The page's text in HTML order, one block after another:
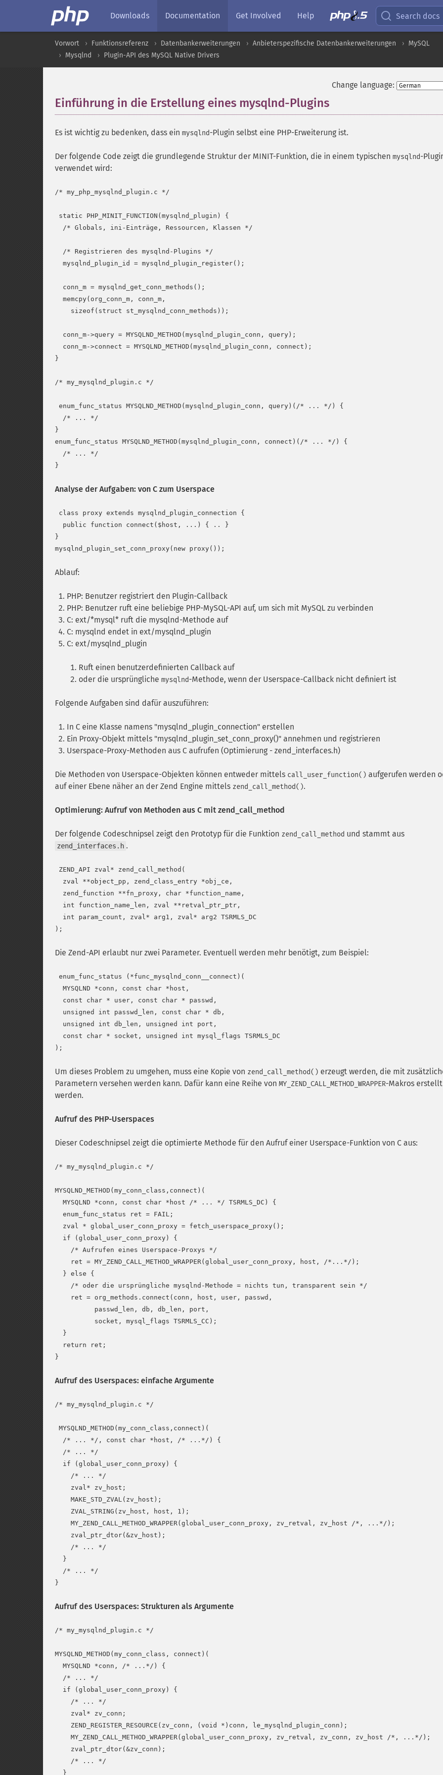
Downloads Documentation Get Involved Help Search docs
Vorwort Funktionsreferenz Datenbankerweiterungen Anbieterspezifische Datenbankerweiterungen
MySQL
Mysqlnd
Plugin-API des MySQL Native Drivers
Change language:
Einführung in die Erstellung eines mysqlnd-Plugins
Es ist wichtig zu bedenken, dass ein mysqlnd-Plugin selbst eine PHP-Erweiterung ist.
Der folgende Code zeigt die grundlegende Struktur der MINIT-Funktion, die in einem typischen mysqlnd-
verwendet wird:
/* my_php_mysqlnd_plugin.c */
static PHP_MINIT_FUNCTION(mysqlnd_plugin) {
  /* Globals, ini-Einträge, Ressourcen, Klassen */
  /* Registrieren des mysqlnd-Plugins */
  mysqlnd_plugin_id = mysqlnd_plugin_register();
  conn_m = mysqlnd_get_conn_methods();
  memcpy(org_conn_m, conn_m,
    sizeof(struct st_mysqlnd_conn_methods));
  conn_m->query = MYSQLND_METHOD(mysqlnd_plugin_conn, query);
  conn_m->connect = MYSQLND_METHOD(mysqlnd_plugin_conn, connect);
/* my_mysqlnd_plugin.c */
enum_func_status MYSQLND_METHOD(mysqlnd_plugin_conn, query)(/* ... */) {
  /* ... */
}
enum_func_status MYSQLND_METHOD(mysqlnd_plugin_conn, connect)(/* ... */) {
  /* ... */
Analyse der Aufgaben: von C zum Userspace
class proxy extends mysqlnd_plugin_connection {
  public function connect($host, ...) { .. }
}
Ablauf:
PHP: Benutzer registriert den Plugin-Callback
PHP: Benutzer ruft eine beliebige PHP-MySQL-API auf, um sich mit MySQL zu verbinden
C: ext/*mysql* ruft die mysqlnd-Methode auf
C: mysqlnd endet in ext/mysqlnd_plugin
C: ext/mysqlnd_plugin
Ruft einen benutzerdefinierten Callback auf
oder die ursprüngliche mysqlnd-Methode, wenn der Userspace-Callback nicht definiert ist
Folgende Aufgaben sind dafür auszuführen:
In C eine Klasse namens "mysqlnd_plugin_connection" erstellen
Ein Proxy-Objekt mittels "mysqlnd_plugin_set_conn_proxy()" annehmen und registrieren
Userspace-Proxy-Methoden aus C aufrufen (Optimierung - zend_interfaces.h)
Die Methoden von Userspace-Objekten können entweder mittels call_user_function() aufgerufen werden
auf einer Ebene näher an der Zend Engine mittels zend_call_method().
Optimierung: Aufruf von Methoden aus C mit zend_call_method
Der folgende Codeschnipsel zeigt den Prototyp für die Funktion zend_call_method und stammt aus
zend_interfaces.h .
ZEND_API zval* zend_call_method(
  zval **object_pp, zend_class_entry *obj_ce,
  zend_function **fn_proxy, char *function_name,
  int function_name_len, zval **retval_ptr_ptr,
  int param_count, zval* arg1, zval* arg2 TSRMLS_DC
Die Zend-API erlaubt nur zwei Parameter. Eventuell werden mehr benötigt, zum Beispiel:
enum_func_status (*func_mysqlnd_conn__connect)(
  MYSQLND *conn, const char *host,
  const char * user, const char * passwd,
  unsigned int passwd_len, const char * db,
  unsigned int db_len, unsigned int port,
  const char * socket, unsigned int mysql_flags TSRMLS_DC
Um dieses Problem zu umgehen, muss eine Kopie von zend_call_method() erzeugt werden, die mit
Parametern versehen werden kann. Dafür kann eine Reihe von MY_ZEND_CALL_METHOD_WRAPPER-Makros erstellt
werden.
Aufruf des PHP-Userspaces
Dieser Codeschnipsel zeigt die optimierte Methode für den Aufruf einer Userspace-Funktion von C aus:
/* my_mysqlnd_plugin.c */
MYSQLND_METHOD(my_conn_class,connect)(
  MYSQLND *conn, const char *host /* ... */ TSRMLS_DC) {
  enum_func_status ret = FAIL;
  zval * global_user_conn_proxy = fetch_userspace_proxy();
  if (global_user_conn_proxy) {
    /* Aufrufen eines Userspace-Proxys */
    ret = MY_ZEND_CALL_METHOD_WRAPPER(global_user_conn_proxy, host, /*...*/);
  } else {
    /* oder die ursprüngliche mysqlnd-Methode = nichts tun, transparent sein */
    ret = org_methods.connect(conn, host, user, passwd,
          passwd_len, db, db_len, port,
          socket, mysql_flags TSRMLS_CC);
  }
  return ret;
Aufruf des Userspaces: einfache Argumente
/* my_mysqlnd_plugin.c */
MYSQLND_METHOD(my_conn_class,connect)(
  /* ... */, const char *host, /* ...*/) {
  /* ... */
  if (global_user_conn_proxy) {
    /* ... */
    zval* zv_host;
    MAKE_STD_ZVAL(zv_host);
    ZVAL_STRING(zv_host, host, 1);
    MY_ZEND_CALL_METHOD_WRAPPER(global_user_conn_proxy, zv_retval, zv_host /*, ...*/);
    zval_ptr_dtor(&zv_host);
    /* ... */
  }
  /* ... */
Aufruf des Userspaces: Strukturen als Argumente
/* my_mysqlnd_plugin.c */
MYSQLND_METHOD(my_conn_class, connect)(
  MYSQLND *conn, /* ...*/) {
  /* ... */
  if (global_user_conn_proxy) {
    /* ... */
    zval* zv_conn;
    ZEND_REGISTER_RESOURCE(zv_conn, (void *)conn, le_mysqlnd_plugin_conn);
    MY_ZEND_CALL_METHOD_WRAPPER(global_user_conn_proxy, zv_retval, zv_conn, zv_host /*, ...*/);
    zval_ptr_dtor(&zv_conn);
    /* ... */
  }